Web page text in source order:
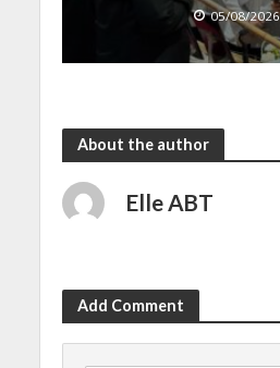
05/08/2026
About the author
Elle ABT
Add Comment